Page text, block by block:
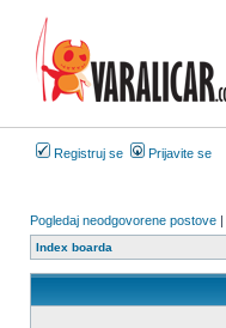
Registruj se Prijavite se
Pogledaj neodgovorene postove |
Index boarda